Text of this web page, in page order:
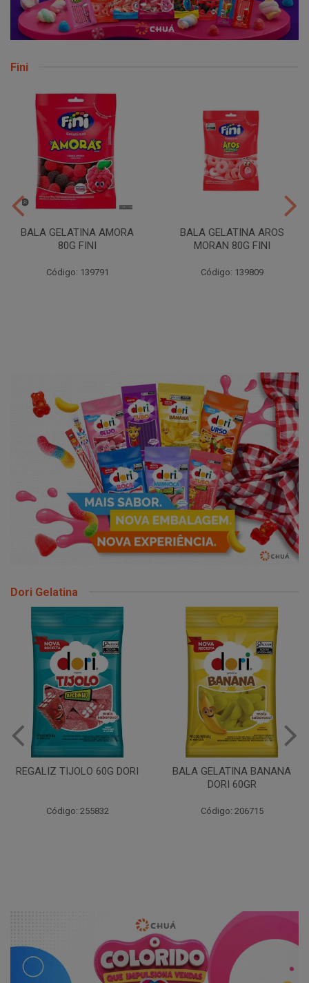
Fini
BALA GELATINA AMORA
80G FINI
Código: 139791
BALA GELATINA AROS
MORAN 80G FINI
Código: 139809
Dori Gelatina
BALA GELATINA BANANA
Código: 206715
BALA GELATINA AMORA
DORI 60GR